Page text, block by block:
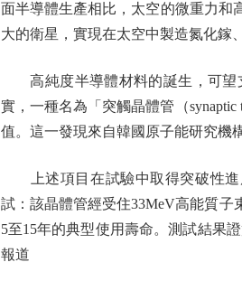
面半導體生產相比，太空的微重力和
大的衛星，實現在太空中製造氮化鎵
高純度半導體材料的誕生，可望
實，一種名為「突觸晶體管（
值。這一發現來自韓國原子能研究機
上述項目在試驗中取得突破性進
試：該晶體管經受住33MeV高能質
5至15年的典型使用壽命。測試結果
報道